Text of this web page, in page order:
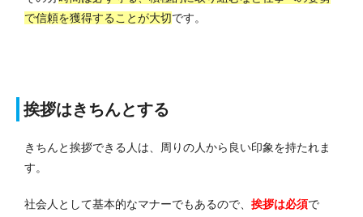
で信頼を獲得することが大切です。
挨拶はきちんとする
きちんと挨拶できる人は、周りの人から良い印象を持たれま
す。
社会人として基本的なマナーでもあるので、 挨拶は必須で